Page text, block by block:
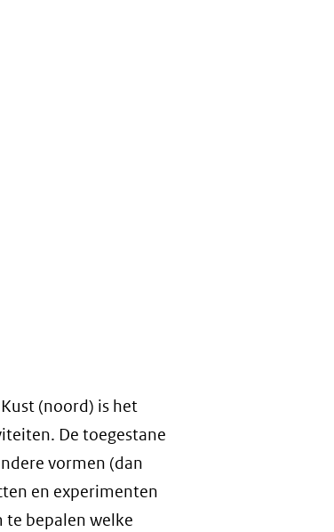
(noord) is het
De toegestane
vormen (dan
en experimenten
te bepalen welke